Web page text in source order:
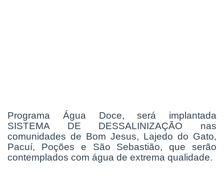
Programa Água Doce, será implantada
SISTEMA DE DESSALINIZAÇÃO nas
comunidades de Bom Jesus, Lajedo do Gato,
Pacuí, Poções e São Sebastião, que serão
contemplados com água de extrema qualidade.